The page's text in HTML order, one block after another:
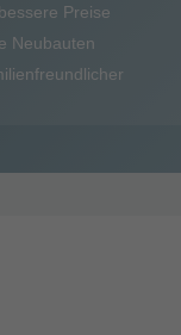
Preise
Neubauten